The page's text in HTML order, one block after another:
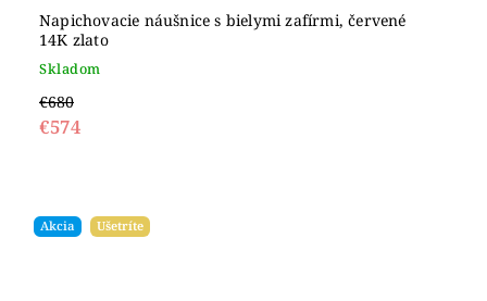
Napichovacie náušnice s bielymi zafírmi, červené
14K zlato
Skladom
€680
€574
Akcia Ušetríte